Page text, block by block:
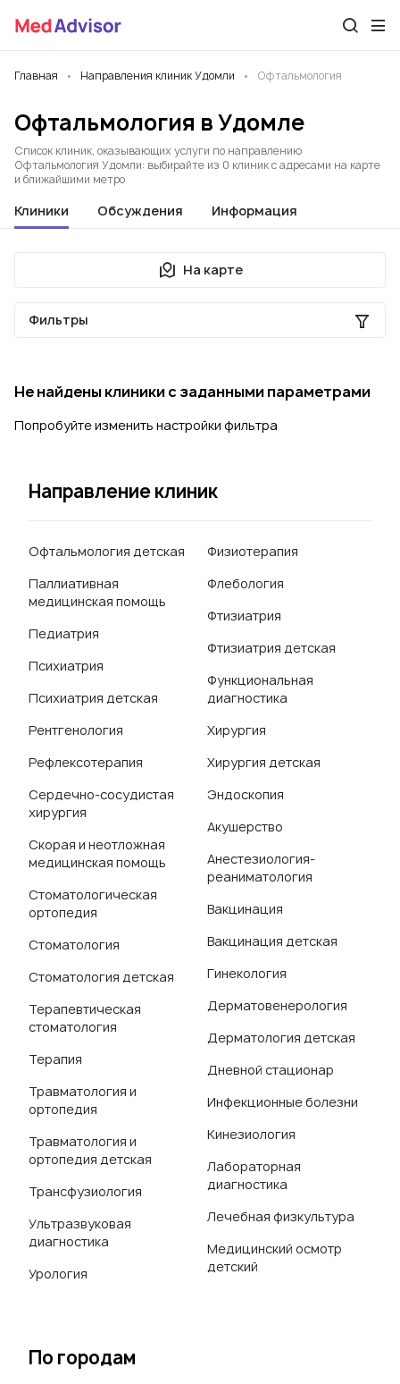
Главная Направления клиник Удомли Офтальмология
Офтальмология в Удомле
Список клиник, оказывающих услуги по направлению
Офтальмология Удомли: выбирайте из 0 клиник с адресами на карте
и ближайшими метро
Клиники Обсуждения Информация
На карте
Фильтры
Не найдены клиники с заданными параметрами
Попробуйте изменить настройки фильтра
Направление клиник
Офтальмология детская
Паллиативная
медицинская помощь
Педиатрия
Психиатрия
Психиатрия детская
Рентгенология
Рефлексотерапия
Сердечно-сосудистая
хирургия
Скорая и неотложная
медицинская помощь
Стоматологическая
ортопедия
Стоматология
Стоматология детская
Терапевтическая
стоматология
Терапия
Травматология и
ортопедия
Травматология и
ортопедия детская
Трансфузиология
Ультразвуковая
диагностика
Урология
Физиотерапия
Флебология
Фтизиатрия
Фтизиатрия детская
Функциональная
диагностика
Хирургия
Хирургия детская
Эндоскопия
Акушерство
Анестезиология-
реаниматология
Вакцинация
Вакцинация детская
Гинекология
Дерматовенерология
Дерматология детская
Дневной стационар
Инфекционные болезни
Кинезиология
Лабораторная
диагностика
Лечебная физкультура
Медицинский осмотр
детский
По городам